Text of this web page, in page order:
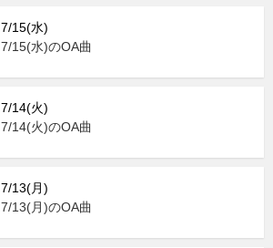
7/15(水)
7/15(水)のOA曲
7/14(火)
7/14(火)のOA曲
7/13(月)
7/13(月)のOA曲